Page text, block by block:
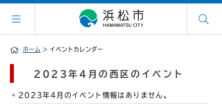
ホーム > イベントカレンダー
2023年4月の西区のイベント
2023年4月のイベント情報はありません。